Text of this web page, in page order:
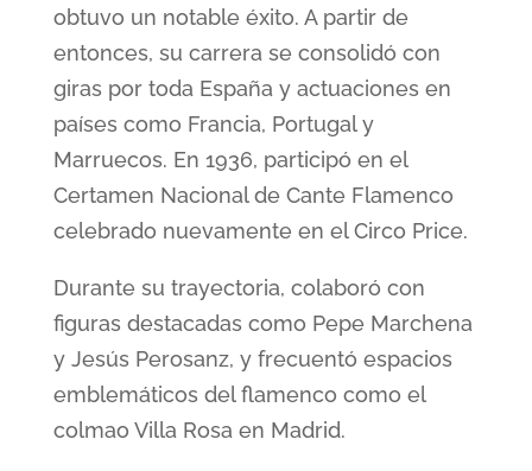
obtuvo un notable éxito. A partir de
entonces, su carrera se consolidó con
giras por toda España y actuaciones en
países como Francia, Portugal y
Marruecos. En 1936, participó en el
Certamen Nacional de Cante Flamenco
celebrado nuevamente en el Circo Price.
Durante su trayectoria, colaboró con
figuras destacadas como Pepe Marchena
y Jesús Perosanz, y frecuentó espacios
emblemáticos del flamenco como el
colmao Villa Rosa en Madrid.